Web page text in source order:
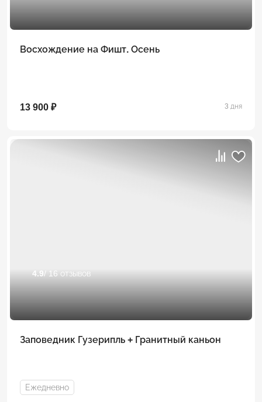
Восхождение на Фишт. Осень
13 900 ₽ 3 дня
4.9 / 16 отзывов
Заповедник Гузерипль + Гранитный каньон
Ежедневно